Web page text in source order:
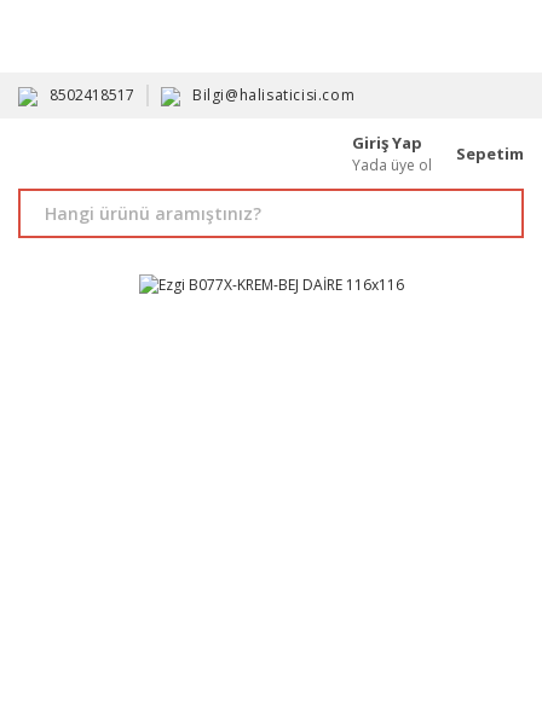
8502418517 Bilgi@halisaticisi.com
Giriş Yap
Yada üye ol
Sepetim